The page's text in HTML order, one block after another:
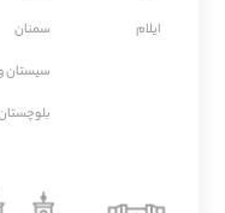
ایلام
سمنان
سیستان